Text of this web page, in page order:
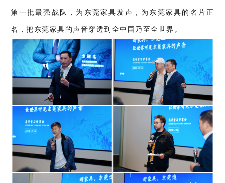
第一批最强战队，为东莞家具发声，为东莞家具的名片正
名，把东莞家具的声音穿透到全中国乃至全世界。